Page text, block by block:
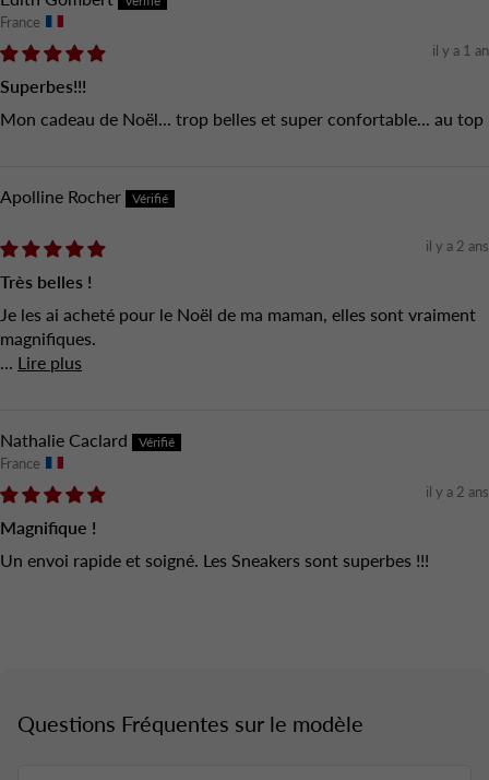
France
il y a 1 an
Superbes!!!
Mon cadeau de Noël... trop belles et super confortable... au top
Apolline Rocher
il y a 2 ans
Très belles !
Je les ai acheté pour le Noël de ma maman, elles sont vraiment
magnifiques.
Lire plus
Nathalie Caclard
France
il y a 2 ans
Magnifique !
Un envoi rapide et soigné. Les Sneakers sont superbes !!!
Questions Fréquentes sur le modèle